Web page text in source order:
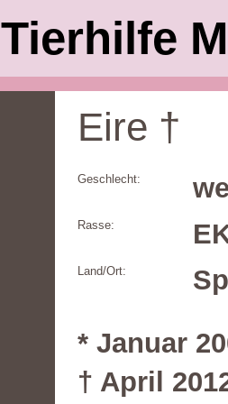
Tierhilfe
Eire †
Geschlecht:
Rasse:
Land/Ort:
* Januar
† April